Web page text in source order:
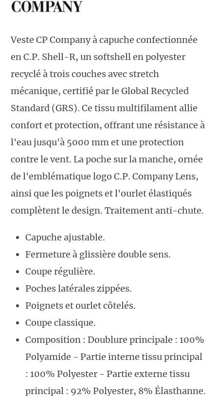
Veste CP Company à capuche confectionnée
en C.P. Shell-R, un softshell en polyester
recyclé à trois couches avec stretch
mécanique, certifié par le Global Recycled
Standard (GRS). Ce tissu multifilament allie
confort et protection, offrant une résistance à
l'eau jusqu'à 5000 mm et une protection
contre le vent. La poche sur la manche, ornée
de l'emblématique logo C.P. Company Lens,
ainsi que les poignets et l'ourlet élastiqués
complètent le design. Traitement anti-chute.
Capuche ajustable.
Fermeture à glissière double sens.
Coupe régulière.
Poches latérales zippées.
Poignets et ourlet côtelés.
Coupe classique.
Composition : Doublure principale : 100%
Polyamide - Partie interne tissu principal
: 100% Polyester - Partie externe tissu
principal : 92% Polyester, 8% Élasthanne.